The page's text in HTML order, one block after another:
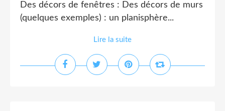
Des décors de fenêtres : Des décors de murs
(quelques exemples) : un planisphère...
Lire la suite